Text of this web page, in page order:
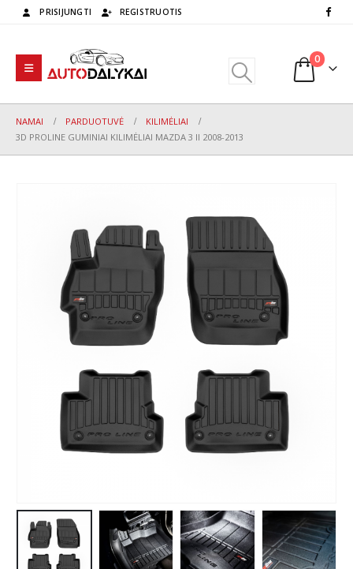
PRISIJUNGTI REGISTRUOTIS
0
NAMAI PARDUOTUVĖ
KILIMĖLIAI
3D PROLINE GUMINIAI KILIMĖLIAI MAZDA 3 II 2008-2013